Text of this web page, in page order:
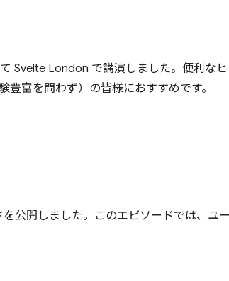
Svelte London で講演しました。便利な
富を問わず）の皆様におすすめです。
公開しました。このエピソードでは、ユ